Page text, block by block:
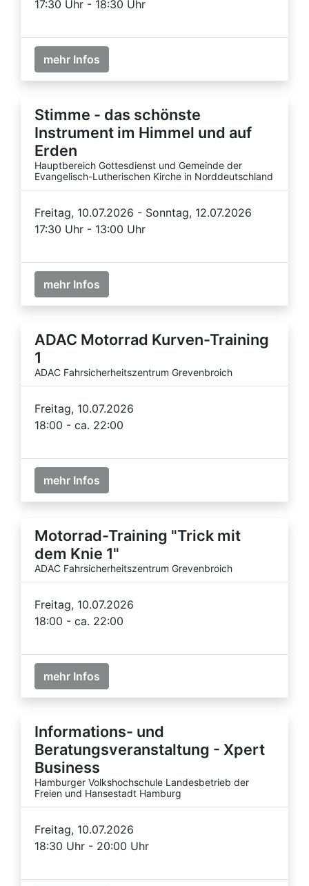
17:30 Uhr - 18:30 Uhr
mehr Infos
Stimme - das schönste
Instrument im Himmel und auf
Erden
Hauptbereich Gottesdienst und Gemeinde der
Evangelisch-Lutherischen Kirche in Norddeutschland
Freitag, 10.07.2026 - Sonntag, 12.07.2026
17:30 Uhr - 13:00 Uhr
mehr Infos
ADAC Motorrad Kurven-Training
1
ADAC Fahrsicherheitszentrum Grevenbroich
Freitag, 10.07.2026
18:00 - ca. 22:00
mehr Infos
Motorrad-Training "Trick mit
dem Knie 1"
ADAC Fahrsicherheitszentrum Grevenbroich
Freitag, 10.07.2026
18:00 - ca. 22:00
mehr Infos
Informations- und
Beratungsveranstaltung - Xpert
Business
Hamburger Volkshochschule Landesbetrieb der
Freien und Hansestadt Hamburg
Freitag, 10.07.2026
18:30 Uhr - 20:00 Uhr